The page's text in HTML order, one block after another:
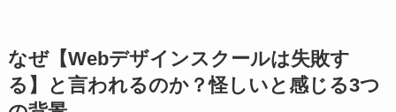
なぜ【Webデザインスクールは失敗す
る】と言われるのか？怪しいと感じる3つ